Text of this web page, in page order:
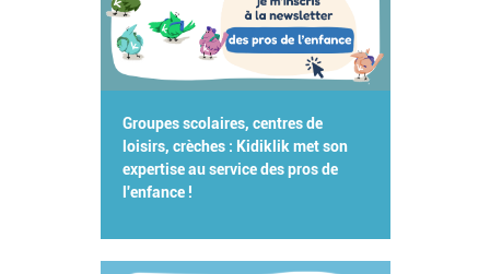
Groupes scolaires, centres de
loisirs, crèches : Kidiklik met son
expertise au service des pros de
l'enfance !